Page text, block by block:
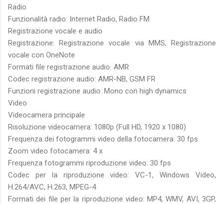
Radio
Funzionalità radio: Internet Radio, Radio FM
Registrazione vocale e audio
Registrazione: Registrazione vocale via MMS, Registrazione
vocale con OneNote
Formati file registrazione audio: AMR
Codec registrazione audio: AMR-NB, GSM FR
Funzioni registrazione audio: Mono con high dynamics
Video
Videocamera principale
Risoluzione videocamera: 1080p (Full HD, 1920 x 1080)
Frequenza dei fotogrammi video della fotocamera: 30 fps
Zoom video fotocamera: 4 x
Frequenza fotogrammi riproduzione video: 30 fps
Codec per la riproduzione video: VC-1, Windows Video,
H.264/AVC, H.263, MPEG-4
Formati dei file per la riproduzione video: MP4, WMV, AVI, 3GP,